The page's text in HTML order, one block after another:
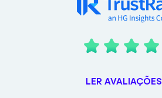
LER AVALIAÇÕES